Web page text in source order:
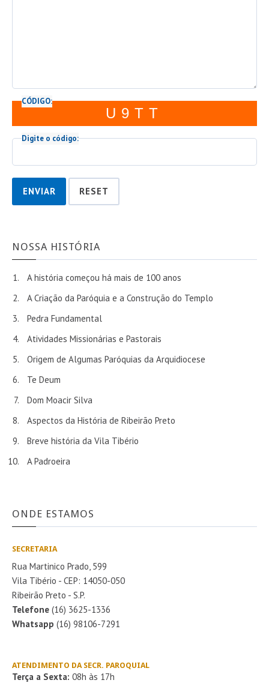
CÓDIGO:
U9TT
Digite o código:
ENVIAR RESET
NOSSA HISTÓRIA
A história começou há mais de 100 anos
A Criação da Paróquia e a Construção do Templo
Pedra Fundamental
Atividades Missionárias e Pastorais
Origem de Algumas Paróquias da Arquidiocese
Te Deum
Dom Moacir Silva
Aspectos da História de Ribeirão Preto
Breve história da Vila Tibério
A Padroeira
ONDE ESTAMOS
SECRETARIA
Rua Martinico Prado, 599
Vila Tibério - CEP: 14050-050
Ribeirão Preto - S.P.
Telefone (16) 3625-1336
Whatsapp (16) 98106-7291
ATENDIMENTO DA SECR. PAROQUIAL
Terça a Sexta: 08h às 17h